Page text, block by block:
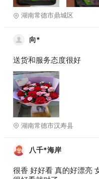
湖南常德市鼎城区
向*
送货和服务态度很好
湖南常德市汉寿县
八千*海岸
很香 好好看 真的好漂亮